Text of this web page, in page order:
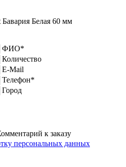
Бавария Белая 60 мм
ФИО*
Количество
E-Mail
Телефон*
Город
к заказу
персональных данных